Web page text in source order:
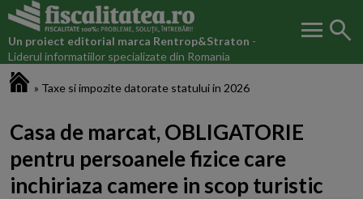
Un proiect editorial marca Rentrop&Straton -
Liderul informatiilor specializate din Romania
menu search
» Taxe si impozite datorate statului in 2026
Casa de marcat, OBLIGATORIE
pentru persoanele fizice care
inchiriaza camere in scop turistic